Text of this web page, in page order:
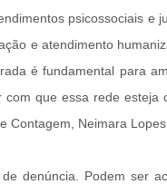
psicossociais
e atendimento
é fundamental para
que essa rede
Contagem, Neimara Lopes.
denúncia. Podem ser